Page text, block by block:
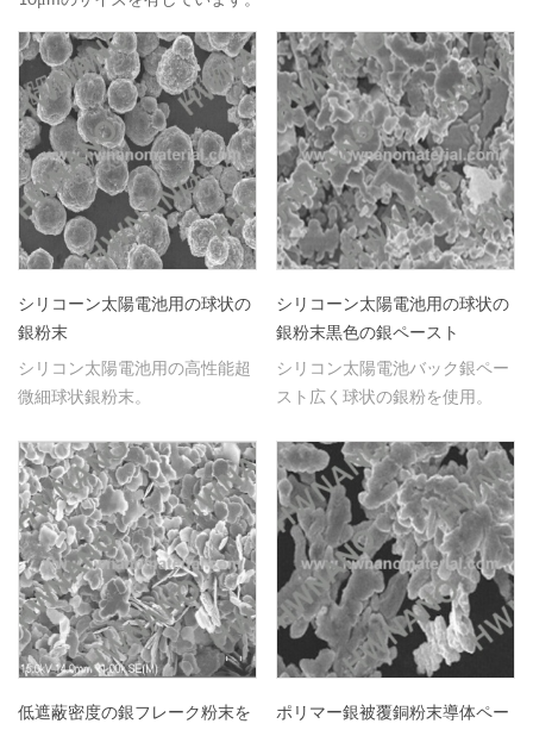
シリコーン太陽電池用の球状の
銀粉末
シリコン太陽電池用の高性能超
微細球状銀粉末。
シリコーン太陽電池用の球状の
銀粉末黒色の銀ペースト
シリコン太陽電池バック銀ペー
スト広く球状の銀粉を使用。
低遮蔽密度の銀フレーク粉末を
ポリマー銀被覆銅粉末導体ペー